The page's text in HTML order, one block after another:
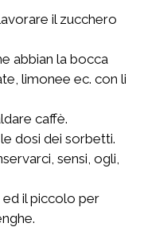
il zucchero
abbian la bocca
limonee ec. con li
caffè.
dosi dei sorbetti.
sensi, ogli,
ed il piccolo per